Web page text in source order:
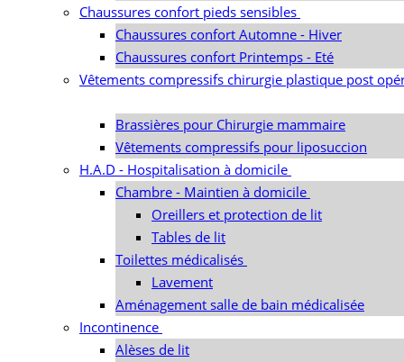
Chaussures confort pieds sensibles
Chaussures confort Automne - Hiver
Chaussures confort Printemps - Eté
Vêtements compressifs chirurgie plastique post
Brassières pour Chirurgie mammaire
Vêtements compressifs pour liposuccion
H.A.D - Hospitalisation à domicile
Chambre - Maintien à domicile
Oreillers et protection de lit
Tables de lit
Toilettes médicalisés
Lavement
Aménagement salle de bain médicalisée
Incontinence
Alèses de lit